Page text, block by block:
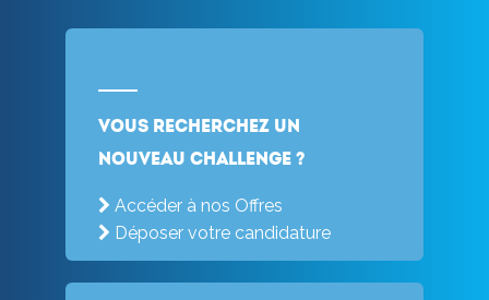
Vous recherchez un
nouveau challenge ?
Accéder à nos Offres
Déposer votre candidature